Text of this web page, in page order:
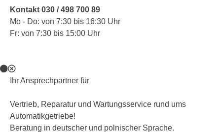
Kontakt 030 / 498 700 89
Mo - Do: von 7:30 bis 16:30 Uhr
Fr: von 7:30 bis 15:00 Uhr
Ihr Ansprechpartner für
Vertrieb, Reparatur und Wartungsservice rund ums
Automatikgetriebe!
Beratung in deutscher und polnischer Sprache.